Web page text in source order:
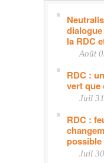
la RDC
Août
RDC :
vert que
Juil
RDC :
possible
Juil